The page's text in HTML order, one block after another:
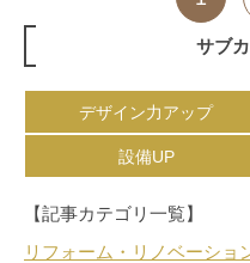
サブ
デザイン力アップ
設備UP
【記事カテゴリ一覧】
リフォーム・リノベーショ